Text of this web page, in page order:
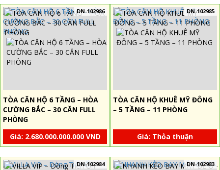
DN-102986
TÒA CĂN HỘ 6 TẦNG – HÒA
CƯỜNG BẮC – 30 CĂN FULL
PHÒNG
Giá: 2.680.000.000.000 VND
DN-102985
TÒA CĂN HỘ KHUÊ MỸ ĐÔNG
– 5 TẦNG – 11 PHÒNG
Giá: Thỏa thuận
DN-102984 DN-102983